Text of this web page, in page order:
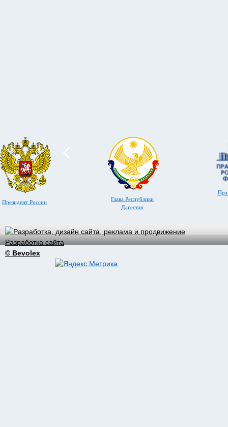
Президент России
Глава Республики
Дагестан
Разработка сайта
© Bevolex